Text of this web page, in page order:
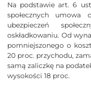
Na podstawie art. 6
społecznych
ubezpieczeń
oskładkowaniu. Od
pomniejszonego o
20 proc. przychodu,
samą zaliczkę na
wysokości 18 proc.